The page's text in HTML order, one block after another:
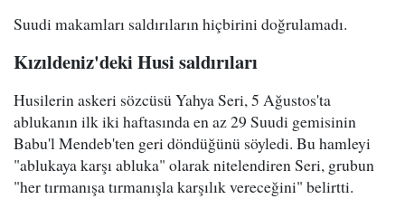
Suudi makamları saldırıların hiçbirini doğrulamadı.
Kızıldeniz'deki Husi saldırıları
Husilerin askeri sözcüsü Yahya Seri, 5 Ağustos'ta
ablukanın ilk iki haftasında en az 29 Suudi gemisinin
Babu'l Mendeb'ten geri döndüğünü söyledi. Bu hamleyi
"ablukaya karşı abluka" olarak nitelendiren Seri, grubun
"her tırmanışa tırmanışla karşılık vereceğini" belirtti.